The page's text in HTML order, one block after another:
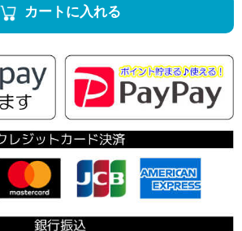
カートに入れる